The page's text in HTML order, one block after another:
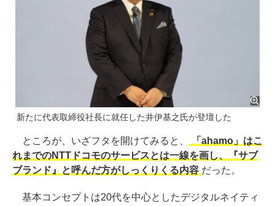
新たに代表取締役社長に就任した井伊基之氏が登壇した
ところが、いざフタを開けてみると、
「ahamo」はこ
れまでのNTTドコモのサービスとは一線を画し、『サブ
ブランド』と呼んだ方がしっくりくる内容 だった。
基本コンセプトは20代を中心としたデジタルネイティ